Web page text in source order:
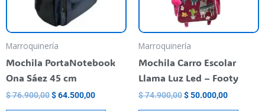
Marroquinería
Mochila PortaNotebook
Ona Sáez 45 cm
$76.900,00$64.500,00
Marroquinería
Mochila Carro Escolar
Llama Luz Led – Footy
$74.900,00$50.000,00